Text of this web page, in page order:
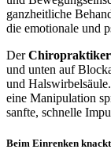
ganzheitliche
die emotionale und
DerChiropraktiker
und unten auf
und
eine Manipulation
sanfte, schnelle
Beim Einrenken knackt